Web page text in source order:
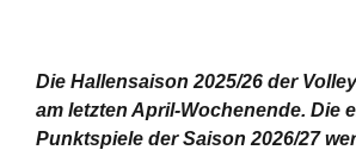
Die Hallensaison 2025/26 der
am letzten April-Wochenende. Die
Punktspiele der Saison 2026/27